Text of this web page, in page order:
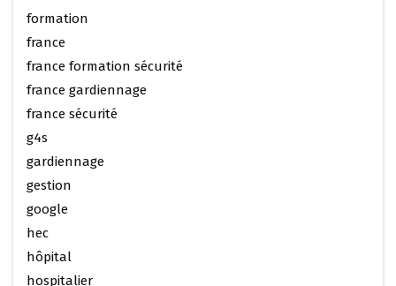
formation
france
france formation sécurité
france gardiennage
france sécurité
g4s
gardiennage
gestion
google
hec
hôpital
hospitalier